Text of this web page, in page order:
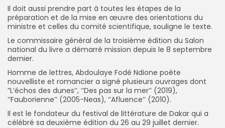
Il doit aussi prendre part à toutes les étapes de la
préparation et de la mise en œuvre des orientations du
ministre et celles du comité scientifique, souligne le texte.
Le commissaire général de la troisième édition du Salon
national du livre a démarré mission depuis le 8 septembre
dernier.
Homme de lettres, Abdoulaye Fodé Ndione poète
nouvelliste et romancier a signé plusieurs ouvrages dont
”L’échos des dunes’’, ‘’Des pas sur la mer’’ (2019),
‘’Fauborienne’’ (2005-Neas), ‘’Afluence’’ (2010).
Il est le fondateur du festival de littérature de Dakar qui a
célébré sa deuxième édition du 26 au 29 juillet dernier.